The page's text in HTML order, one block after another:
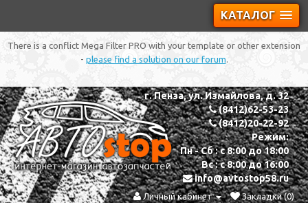
КАТАЛОГ
There is a conflict Mega Filter PRO with your template or other extension
- please find a solution on our forum.
г. Пенза, ул. Измайлова, д. 32
(8412)62-53-23
(8412)20-22-92
Режим:
Пн - Сб : с 8:00 до 18:00
Вс : с 8:00 до 16:00
info@avtostop58.ru
Личный кабинет Закладки (0)